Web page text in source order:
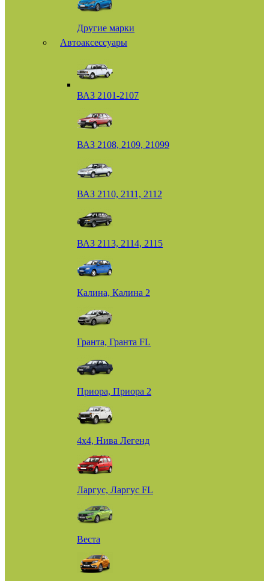
Другие марки
Автоаксессуары
ВАЗ 2101-2107
ВАЗ 2108, 2109, 21099
ВАЗ 2110, 2111, 2112
ВАЗ 2113, 2114, 2115
Калина, Калина 2
Гранта, Гранта FL
Приора, Приора 2
4х4, Нива Легенд
Ларгус, Ларгус FL
Веста